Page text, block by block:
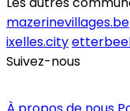
mazerinevillages.be
ixelles.city
Suivez-nous